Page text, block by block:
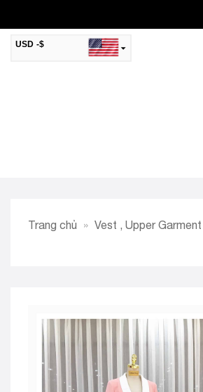
content
USD -$
MYR -RM
Jordanian Dinar
OMR -OMR
Trang chủ » Vest , Upper Garment